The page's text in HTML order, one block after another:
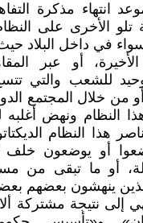
تلو الأخرى على
في داخل البلاد
أو عبر
للشعب والتي
من خلال المجتمع
هذا النظام ونهض
هذا النظام
أو يوضعون خلف
أو ما تبقى من
ينهشون بعضهم
إلى نتيجة مشتركة